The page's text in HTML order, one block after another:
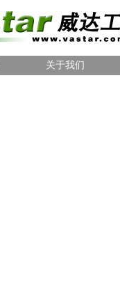
关于我们